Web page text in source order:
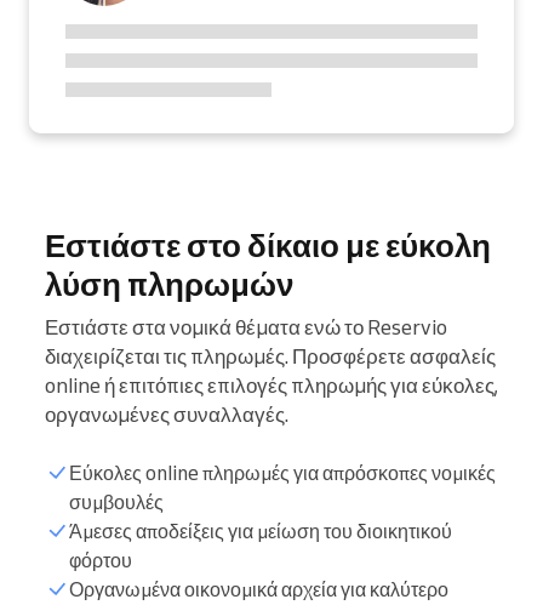
Εστιάστε στο δίκαιο με εύκολη
λύση πληρωμών
Εστιάστε στα νομικά θέματα ενώ το Reservio
διαχειρίζεται τις πληρωμές. Προσφέρετε ασφαλείς
online ή επιτόπιες επιλογές πληρωμής για εύκολες,
οργανωμένες συναλλαγές.
Εύκολες online πληρωμές για απρόσκοπες νομικές
συμβουλές
Άμεσες αποδείξεις για μείωση του διοικητικού
φόρτου
Οργανωμένα οικονομικά αρχεία για καλύτερο